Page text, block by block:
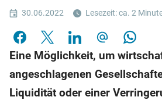
30.06.2022 Lesezeit: ca. 2
Eine Möglichkeit, um
angeschlagenen
Liquidität oder einer